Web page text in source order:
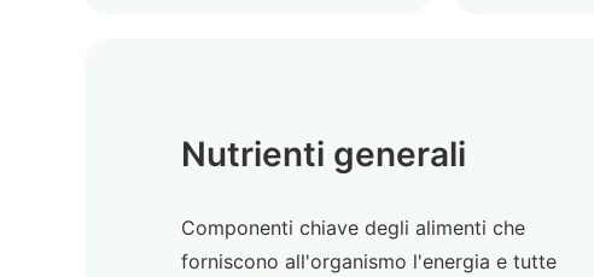
Nutrienti generali
Componenti chiave degli alimenti che
forniscono all'organismo l'energia e tutte